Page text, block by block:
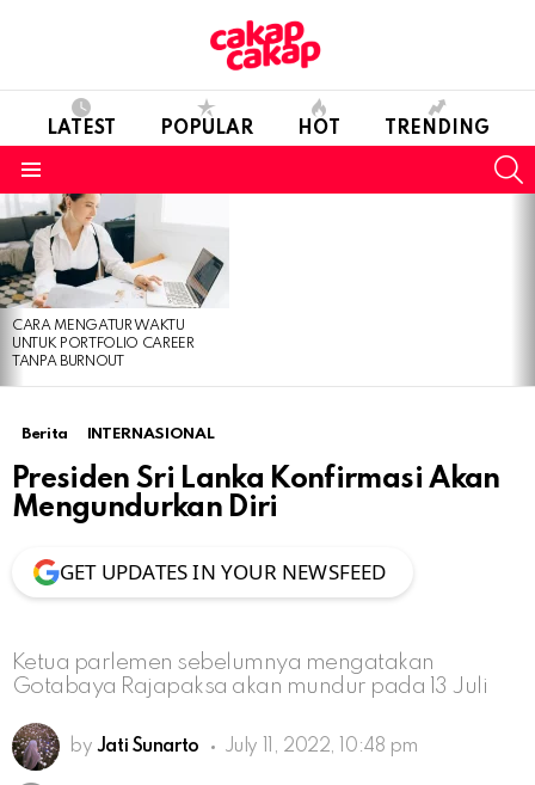
LATEST POPULAR HOT TRENDING
LATEST
STORIES
CARA MENGATUR WAKTU
UNTUK PORTFOLIO CAREER
TANPA BURNOUT
Berita INTERNASIONAL
Presiden Sri Lanka Konfirmasi Akan
Mengundurkan Diri
GET UPDATES IN YOUR NEWSFEED
Ketua parlemen sebelumnya mengatakan
Gotabaya Rajapaksa akan mundur pada 13 Juli
by Jati Sunarto July 11, 2022, 10:48 pm